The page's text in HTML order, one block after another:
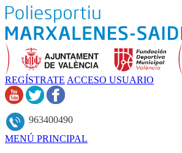
REGÍSTRATE ACCESO USUARIO
963400490
MENÚ PRINCIPAL